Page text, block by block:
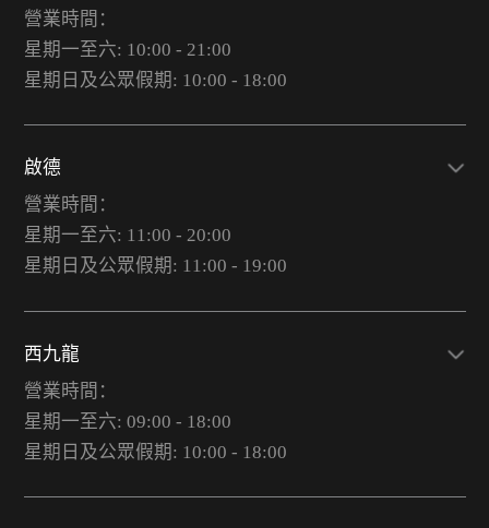
營業時間：
星期一至六: 10:00 - 21:00
星期日及公眾假期: 10:00 - 18:00
啟德
營業時間：
星期一至六: 11:00 - 20:00
星期日及公眾假期: 11:00 - 19:00
西九龍
營業時間：
星期一至六: 09:00 - 18:00
星期日及公眾假期: 10:00 - 18:00